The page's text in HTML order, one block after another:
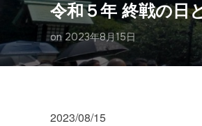
令和５年 終戦の日
on2023年8月15日
2023/08/15